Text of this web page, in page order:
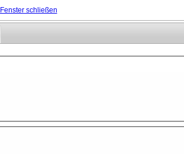
Fenster schließen